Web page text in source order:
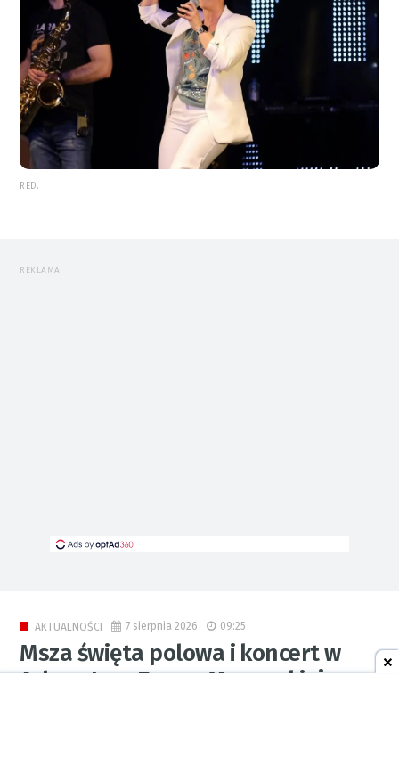
RED.
REKLAMA
AKTUALNOŚCI 7 sierpnia 2026 09:25
Msza święta polowa i koncert w
Arboretum Bramy Morawskiej